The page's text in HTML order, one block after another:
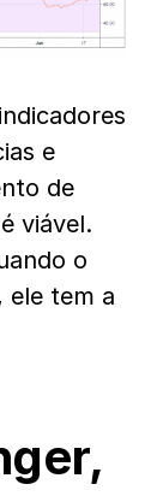
e
de
viável.
o
ele tem a